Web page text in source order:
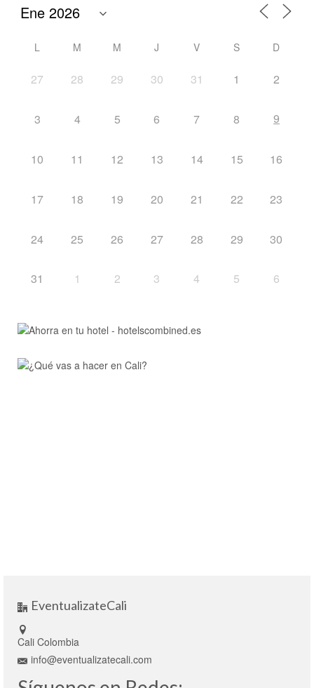
L M M J V S D
27 28 29 30 31 1 2
3 4 5 6 7 8 9
10 11 12 13 14 15 16
17 18 19 20 21 22 23
24 25 26 27 28 29 30
31 1 2 3 4 5 6
EventualizateCali
Cali Colombia
info@eventualizatecali.com